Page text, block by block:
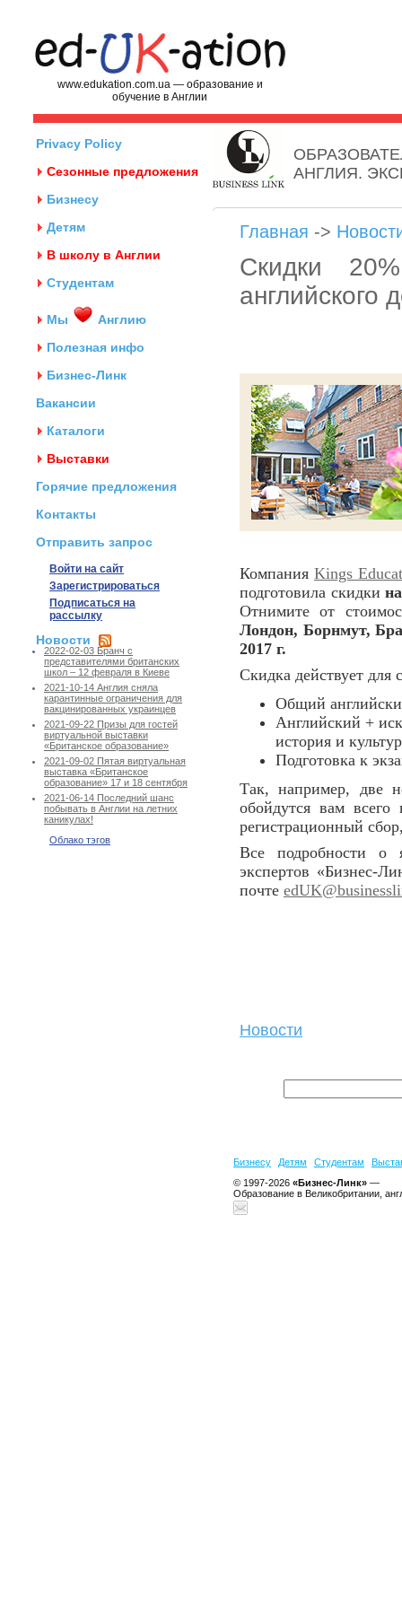
www.edukation.com.ua — образование и
обучение в Англии
Privacy Policy
Сезонные предложения
Бизнесу
Детям
В школу в Англии
Студентам
Мы
Англию
Полезная инфо
Бизнес-Линк
Вакансии
Каталоги
Выставки
Горячие предложения
Контакты
Отправить запрос
Войти на сайт
Зарегистрироваться
Подписаться на
рассылку
Новости
2022-02-03 Бранч с
представителями британских
школ – 12 февраля в Киеве
2021-10-14 Англия сняла
карантинные ограничения для
вакцинированных украинцев
2021-09-22 Призы для гостей
виртуальной выставки
«Британское образование»
2021-09-02 Пятая виртуальная
выставка «Британское
образование» 17 и 18 сентября
2021-06-14 Последний шанс
побывать в Англии на летних
каникулах!
Облако тэгов
АНГЛИЯ.
Главная ->
Скидки
английского
Компания Kings
подготовила скидки
Отнимите от
Лондон, Борнмут,
2017 г.
Скидка действует
Общий
Английский +
история и
Подготовка к
Так, например, две
обойдутся вам
регистрационный
Все подробности о
экспертов «Бизнес-
почте
Новости
Бизнесу Детям Студентам
© 1997-2026 «Бизнес-Линк» —
Образование в Великобритании,